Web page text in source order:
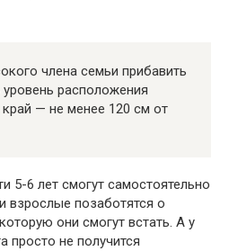
члена семьи прибавить
расположения
— не менее 120 см от
5-6 лет смогут самостоятельно
взрослые позаботятся о
они смогут встать. А у
просто не получится